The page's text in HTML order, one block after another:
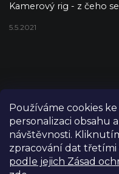
Používáme cookies
personalizaci obsahu
návštěvnosti.
zpracování dat třetími
podle jejich Zásad
Kamerový rig - z čeho
5.5.2021